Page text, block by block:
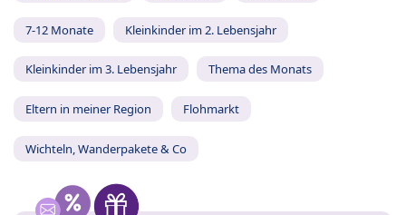
7-12 Monate Kleinkinder im 2. Lebensjahr
Kleinkinder im 3. Lebensjahr Thema des Monats
Eltern in meiner Region Flohmarkt
Wichteln, Wanderpakete & Co